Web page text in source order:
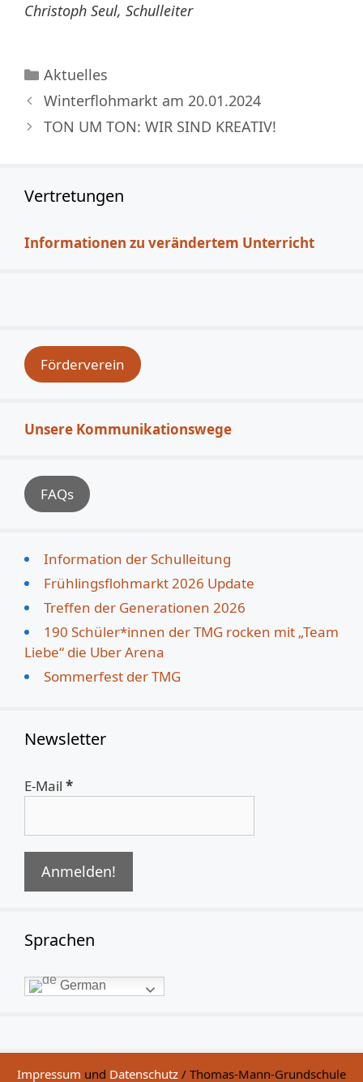
Christoph Seul, Schulleiter
Kategorien
Aktuelles
Winterflohmarkt am 20.01.2024
TON UM TON: WIR SIND KREATIV!
Vertretungen
Informationen zu verändertem Unterricht
Förderverein
Unsere Kommunikationswege
FAQs
Information der Schulleitung
Frühlingsflohmarkt 2026 Update
Treffen der Generationen 2026
190 Schüler*innen der TMG rocken mit „Team
Liebe“ die Uber Arena
Sommerfest der TMG
Newsletter
E-Mail *
Sprachen
German
Impressum und Datenschutz / Thomas-Mann-Grundschule